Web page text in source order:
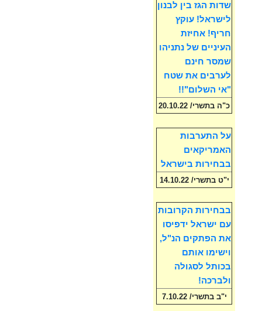
שדות הגז בין לבנון
לישראל! עוקץ
חריף! אחיזת
העיניים של נתניהו
שמסר חינם
לערבים את שטח
"אי השלום"!!
כ"ה בתשרי/ 20.10.22
על התערבות
האמריקאים
בבחירות בישראל
י"ט בתשרי/ 14.10.22
בבחירות הקרובות
עם ישראל ידפיסו
את הפתקים הנ"ל,
וישימו אותם
בכותל לסגולה
ולברכה!
י"ב בתשרי/ 7.10.22